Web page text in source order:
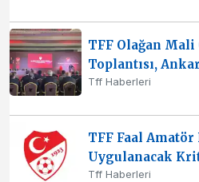
TFF Olağan
Toplantısı,
Tff Haberleri
TFF Faal
Uygulanacak
Tff Haberleri